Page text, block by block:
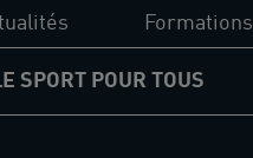
Formations
SPORT POUR TOUS